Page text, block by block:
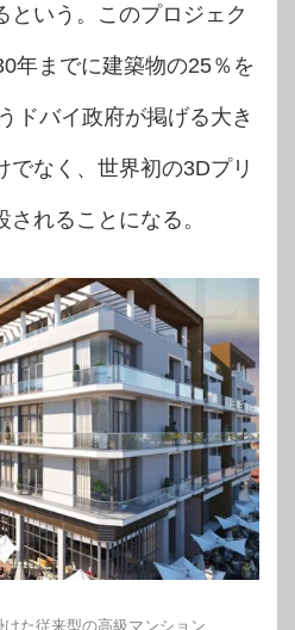
という。このプロジェク
年までに建築物の25％を
ドバイ政府が掲げる大き
でなく、世界初の3Dプリ
れることになる。
た従来型の高級マンション